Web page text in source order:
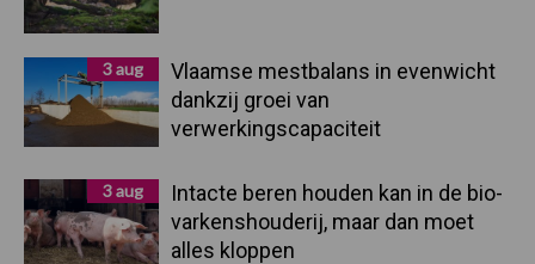
3 aug
Vlaamse mestbalans in evenwicht
dankzij groei van
verwerkingscapaciteit
3 aug
Intacte beren houden kan in de bio-
varkenshouderij, maar dan moet
alles kloppen